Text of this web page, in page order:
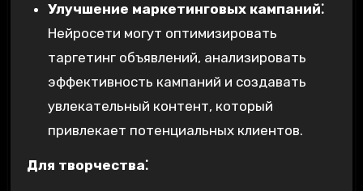
Улучшение маркетинговых кампаний⁚
Нейросети могут оптимизировать
таргетинг объявлений‚ анализировать
эффективность кампаний и создавать
увлекательный контент‚ который
привлекает потенциальных клиентов.
Для творчества⁚